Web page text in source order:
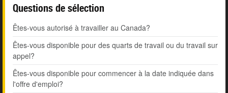
Questions de sélection
Êtes-vous autorisé à travailler au Canada?
Êtes-vous disponible pour des quarts de travail ou du travail sur
appel?
Êtes-vous disponible pour commencer à la date indiquée dans
l'offre d'emploi?